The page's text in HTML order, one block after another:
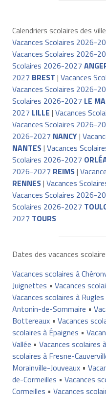
Calendriers scolaires des
Vacances Scolaires 2026-
Vacances Scolaires 2026-
Scolaires 2026-2027
2027 BREST | Vacances
Vacances Scolaires 2026-
Scolaires 2026-2027 LE
2027 LILLE | Vacances
Vacances Scolaires 2026-
2026-2027 NANCY|
NANTES| Vacances
Scolaires 2026-2027
2026-2027 REIMS|
RENNES| Vacances
Vacances Scolaires 2026-
Scolaires 2026-2027
2027 TOURS
Dates des vacances
Vacances scolaires à
Juignettes • Vacances
Vacances scolaires à Rugles
Antonin-de-Sommaire •
Bottereaux• Vacances
scolaires à Épaignes •
Vallée • Vacances scolaires
scolaires à Fresne-
Morainville-Jouveaux•
de-Cormeilles • Vacances
Cormeilles • Vacances